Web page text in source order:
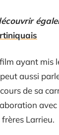
ayant mis
aussi
de sa
avec
frères Larrieu.